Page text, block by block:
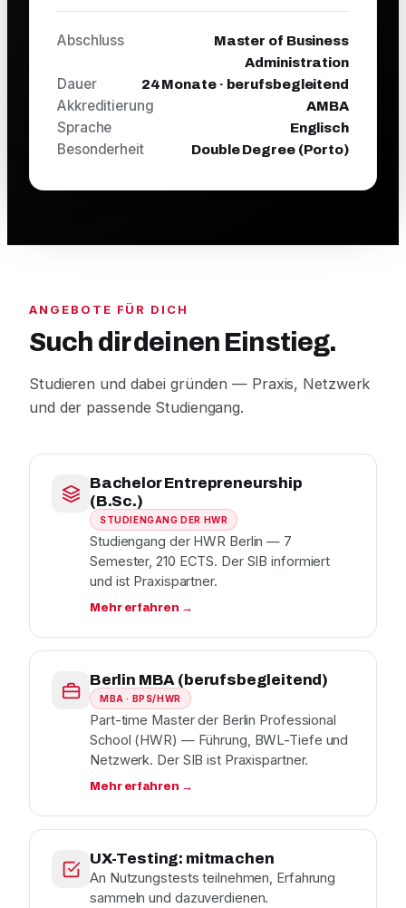
Abschluss
Master of Business
Administration
Dauer 24 Monate · berufsbegleitend
Akkreditierung AMBA
Sprache Englisch
Besonderheit Double Degree (Porto)
ANGEBOTE FÜR DICH
Such dir deinen Einstieg.
Studieren und dabei gründen — Praxis, Netzwerk
und der passende Studiengang.
Bachelor Entrepreneurship
(B.Sc.)
STUDIENGANG DER HWR
Studiengang der HWR Berlin — 7
Semester, 210 ECTS. Der SIB informiert
und ist Praxispartner.
Mehr erfahren →
Berlin MBA (berufsbegleitend)
MBA · BPS/HWR
Part-time Master der Berlin Professional
School (HWR) — Führung, BWL-Tiefe und
Netzwerk. Der SIB ist Praxispartner.
Mehr erfahren →
UX-Testing: mitmachen
An Nutzungstests teilnehmen, Erfahrung
sammeln und dazuverdienen.